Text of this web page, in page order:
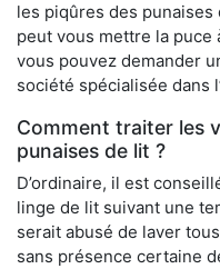
les piqûres des
peut vous mettre la puce
vous pouvez demander
société spécialisée dans
Comment traiter les
punaises de lit ?
D’ordinaire, il est
linge de lit suivant une
serait abusé de laver
sans présence certaine